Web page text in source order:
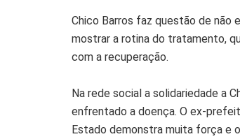
Chico Barros faz questão de não
mostrar a rotina do tratamento,
com a recuperação.
Na rede social a solidariedade a
enfrentado a doença. O ex-
Estado demonstra muita força e